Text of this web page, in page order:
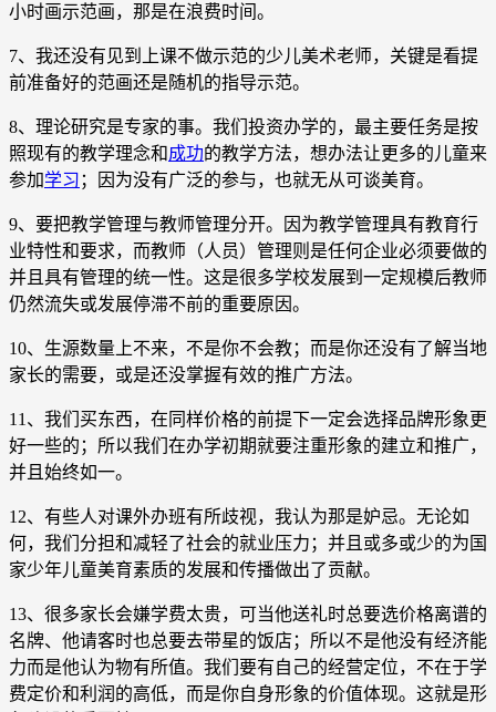
小时画示范画，那是在浪费时间。
7、我还没有见到上课不做示范的少儿美术老师，关键是看提
前准备好的范画还是随机的指导示范。
8、理论研究是专家的事。我们投资办学的，最主要任务是按
照现有的教学理念和成功的教学方法，想办法让更多的儿童来
参加学习 ；因为没有广泛的参与，也就无从可谈美育。
9、要把教学管理与教师管理分开。因为教学管理具有教育行
业特性和要求，而教师（人员）管理则是任何企业必须要做的
并且具有管理的统一性。这是很多学校发展到一定规模后教师
仍然流失或发展停滞不前的重要原因。
10、生源数量上不来，不是你不会教；而是你还没有了解当地
家长的需要，或是还没掌握有效的推广方法。
11、我们买东西，在同样价格的前提下一定会选择品牌形象更
好一些的；所以我们在办学初期就要注重形象的建立和推广，
并且始终如一。
12、有些人对课外办班有所歧视，我认为那是妒忌。无论如
何，我们分担和减轻了社会的就业压力；并且或多或少的为国
家少年儿童美育素质的发展和传播做出了贡献。
13、很多家长会嫌学费太贵，可当他送礼时总要选价格离谱的
名牌、他请客时也总要去带星的饭店；所以不是他没有经济能
力而是他认为物有所值。我们要有自己的经营定位，不在于学
费定价和利润的高低，而是你自身形象的价值体现。这就是形